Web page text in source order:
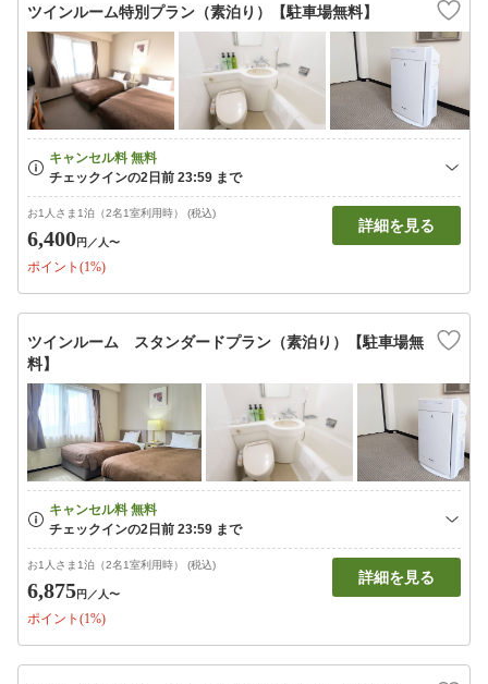
ツインルーム特別プラン（素泊り）【駐車場無料】
お1人さま1泊（2名1室利用時） (税込)
6,400円 ／人〜
ポイント(1%)
詳細を見る
ツインルーム スタンダードプラン（素泊り）【駐車場無
料】
お1人さま1泊（2名1室利用時） (税込)
6,875円 ／人〜
ポイント(1%)
詳細を見る